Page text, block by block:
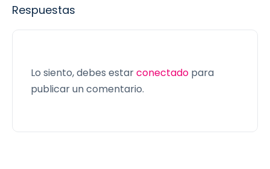
Respuestas
Lo siento, debes estarconectado para
publicar un comentario.